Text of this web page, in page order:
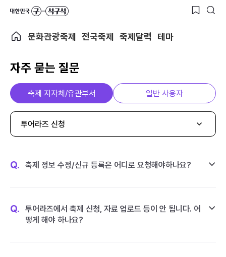
문화관광축제 전국축제 축제달력 테마
자주 묻는 질문
축제 지자체/유관부서 일반 사용자
투어라즈 신청
Q. 축제 정보 수정/신규 등록은 어디로 요청해야하나요?
Q.
투어라즈에서 축제 신청, 자료 업로드 등이 안 됩니다. 어
떻게 해야 하나요?